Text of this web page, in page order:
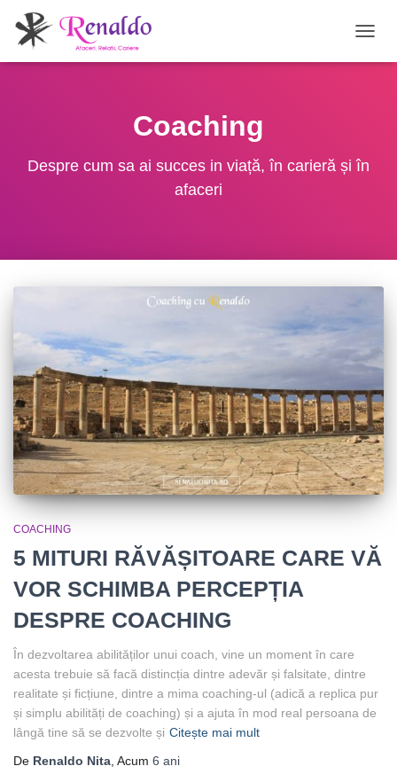
Coaching
Despre cum sa ai succes in viață, în carieră și în
afaceri
COACHING
5 MITURI RĂVĂȘITOARE CARE VĂ
VOR SCHIMBA PERCEPȚIA
DESPRE COACHING
În dezvoltarea abilităților unui coach, vine un moment în care
acesta trebuie să facă distincția dintre adevăr și falsitate, dintre
realitate și ficțiune, dintre a mima coaching-ul (adică a replica pur
și simplu abilități de coaching) și a ajuta în mod real persoana de
lângă tine să se dezvolte și Citește mai mult
De Renaldo Nita , Acum 6 ani